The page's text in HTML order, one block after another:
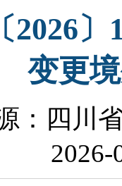
2026
变更
：四川
2026-